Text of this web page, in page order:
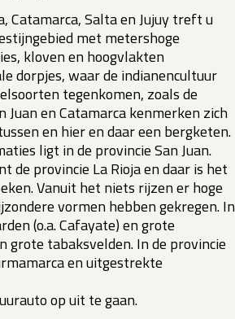
Catamarca, Salta en Jujuy treft u
met metershoge
kloven en hoogvlakten
dorpjes, waar de indianencultuur
tegenkomen, zoals de
Juan en Catamarca kenmerken zich
en hier en daar een bergketen.
ligt in de provincie San Juan.
de provincie La Rioja en daar is het
Vanuit het niets rijzen er hoge
vormen hebben gekregen. In
(o.a. Cafayate) en grote
grote tabaksvelden. In de provincie
en uitgestrekte
op uit te gaan.